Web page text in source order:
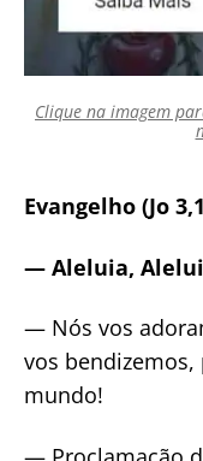
Clique na imagem
Evangelho (Jo
— Aleluia,
— Nós vos
vos
mundo!